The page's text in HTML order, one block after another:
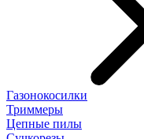
Газонокосилки
Триммеры
Цепные пилы